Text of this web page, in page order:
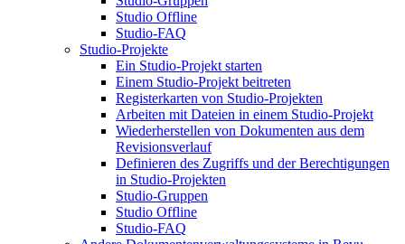
Studio Offline
Studio-FAQ
Studio-Projekte
Ein Studio-Projekt starten
Einem Studio-Projekt beitreten
Registerkarten von Studio-Projekten
Arbeiten mit Dateien in einem Studio-Projekt
Wiederherstellen von Dokumenten aus dem
Revisionsverlauf
Definieren des Zugriffs und der Berechtigungen
in Studio-Projekten
Studio-Gruppen
Studio Offline
Studio-FAQ